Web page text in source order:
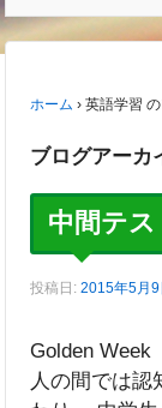
ホーム › 英語学習
ブログアーカ
中間テ
投稿日: 2015年5月9
Golden Week
人の間では認